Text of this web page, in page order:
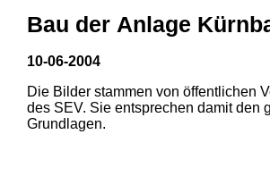
1 2
Bau der Anlage
10-06-2004
Die Bilder stammen von öffentlichen
des SEV. Sie entsprechen damit den
Grundlagen.